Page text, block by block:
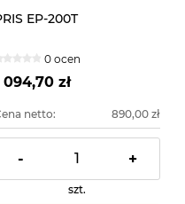
EP-200T
0 ocen
094,70 zł
netto: 890,00 zł
- +
szt.